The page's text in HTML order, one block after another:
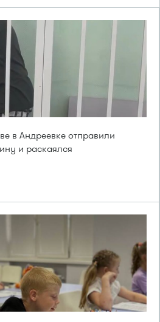
в Андреевке отправили
и раскаялся